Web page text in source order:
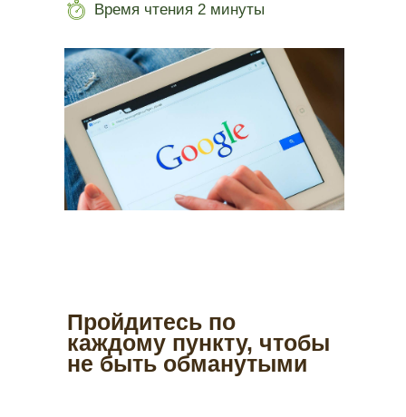
Время чтения 2 минуты
Пройдитесь по
каждому пункту, чтобы
не быть обманутыми